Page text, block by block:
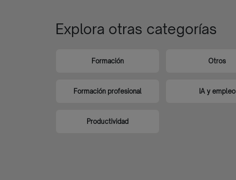
Explora otras categorías
Formación Otros
Formación profesional IA y empleo
Productividad